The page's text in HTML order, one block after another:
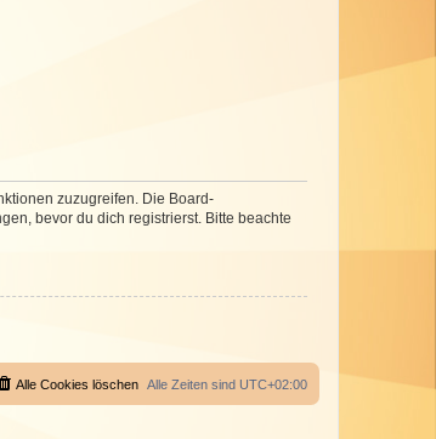
zuzugreifen. Die Board-
bevor du dich registrierst. Bitte beachte
Alle Zeiten sind UTC+02:00
Alle Cookies löschen